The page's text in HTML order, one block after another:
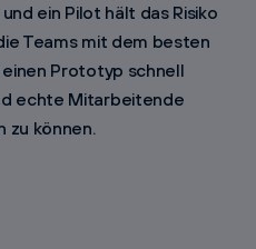
ein Pilot hält das Risiko
Teams mit dem besten
Prototyp schnell
echte Mitarbeitende
zu können.